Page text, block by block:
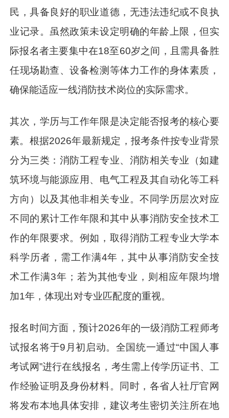
民，具备良好的职业道德，无违法违纪或不良执
业记录。虽然政策未设定明确的年龄上限，但实
际报名者主要集中在18至60岁之间，且需具备胜
任现场勘查、设备检测等体力工作的身体素质，
确保能适应一线消防技术岗位的实际需求。
其次，学历与工作年限是决定能否报考的核心要
素。根据2026年最新规定，报考条件按专业背景
分为三类：消防工程专业、消防相关专业（如建
筑环境与能源应用、电气工程及其自动化等工科
方向）以及其他非相关专业。不同学历层次对应
不同的累计工作年限和其中从事消防安全技术工
作的年限要求。例如，取得消防工程专业大学本
科学历者，需工作满4年，其中从事消防安全技
术工作满3年；若为其他专业，则相应年限均增
加1年，体现出对专业匹配度的重视。
报名时间方面，预计2026年的一级消防工程师考
试报名将于9月初启动。全国统一通过“中国人事
考试网”进行在线报名，考生需上传学历证书、工
作经验证明及身份材料。同时，各省人社厅官网
将发布本地具体安排，建议考生密切关注所在地